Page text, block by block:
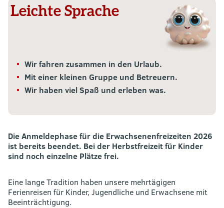
Leichte Sprache
Wir fahren zusammen in den Urlaub.
Mit einer kleinen Gruppe und Betreuern.
Wir haben viel Spaß und erleben was.
Die Anmeldephase für die Erwachsenenfreizeiten 2026
ist bereits beendet. Bei der Herbstfreizeit für Kinder
sind noch einzelne Plätze frei.
Eine lange Tradition haben unsere mehrtägigen
Ferienreisen für Kinder, Jugendliche und Erwachsene mit
Beeinträchtigung.